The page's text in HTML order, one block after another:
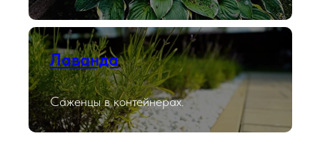
Лаванда
Саженцы в контейнерах.